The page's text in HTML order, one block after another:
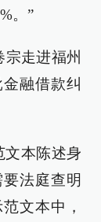
。”
走进福州
融借款纠
文本陈述身
法庭查明
文本中，